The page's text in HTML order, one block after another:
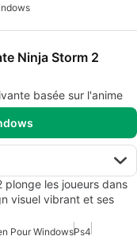
Ninja Storm 2
basée sur l'anime
plonge les joueurs dans
visuel vibrant et ses
Pour WindowsPs4